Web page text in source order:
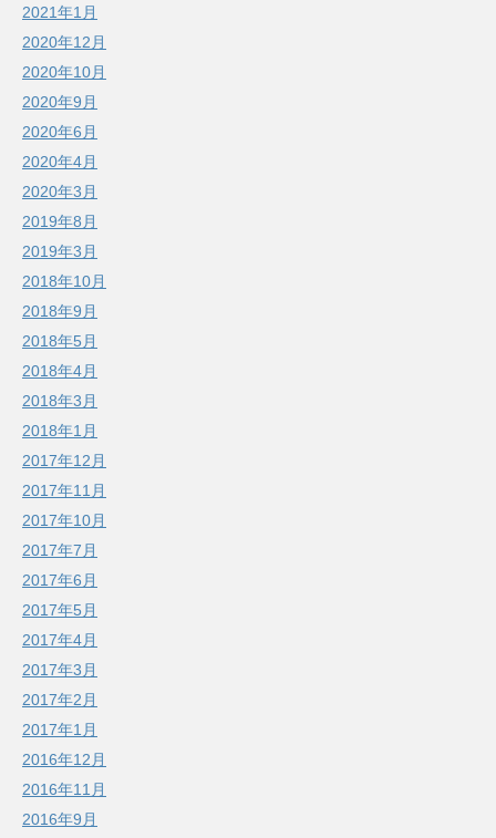
2021年1月
2020年12月
2020年10月
2020年9月
2020年6月
2020年4月
2020年3月
2019年8月
2019年3月
2018年10月
2018年9月
2018年5月
2018年4月
2018年3月
2018年1月
2017年12月
2017年11月
2017年10月
2017年7月
2017年6月
2017年5月
2017年4月
2017年3月
2017年2月
2017年1月
2016年12月
2016年11月
2016年9月